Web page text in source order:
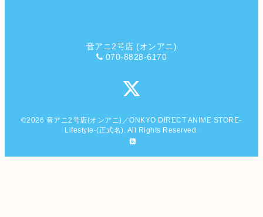
音アニ2号店 (オンアニ)
070-8828-6170
©2026 音アニ2号店(オンアニ)／ONKYO DIRECT ANIME STORE-
Lifestyle-(正式名). All Rights Reserved.